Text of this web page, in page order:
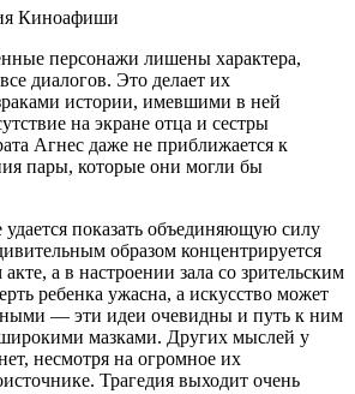
персонажи лишены характера,
диалогов. Это делает их
истории, имевшими в ней
на экране отца и сестры
Агнес даже не приближается к
пары, которые они могли бы
показать объединяющую силу
образом концентрируется
а в настроении зала со зрительским
ребенка ужасна, а искусство может
— эти идеи очевидны и путь к ним
мазками. Других мыслей у
несмотря на огромное их
Трагедия выходит очень